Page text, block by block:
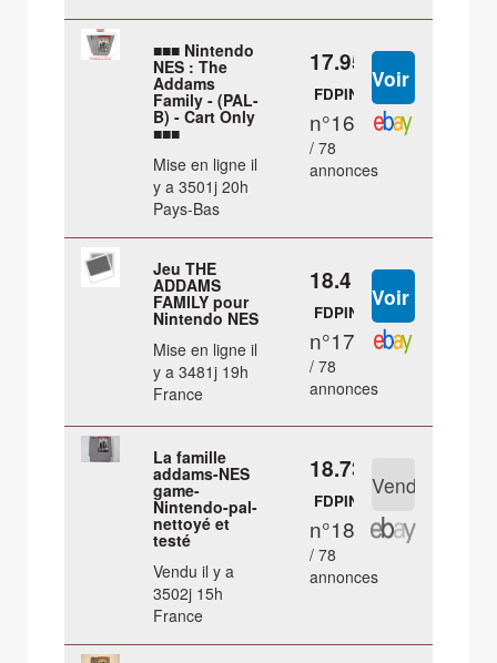
■■■ Nintendo
NES : The
Addams
Family - (PAL-
B) - Cart Only
■■■
Mise en ligne il
y a 3501j 20h
Pays-Bas
17.95 €
FDPIN
n°16
/ 78
annonces
Jeu THE
ADDAMS
FAMILY pour
Nintendo NES
Mise en ligne il
y a 3481j 19h
France
18.4 €
FDPIN
n°17
/ 78
annonces
La famille
addams-NES
game-
Nintendo-pal-
nettoyé et
testé
Vendu il y a
3502j 15h
France
18.73 €
FDPIN
n°18
/ 78
annonces